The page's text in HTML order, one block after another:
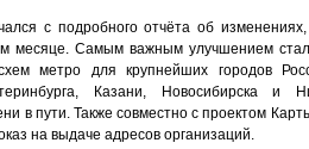
с подробного отчёта об
месяце. Самым важным улучшением
метро для крупнейших городов
Казани, Новосибирска и
в пути. Также совместно с проектом
на выдаче адресов организаций.